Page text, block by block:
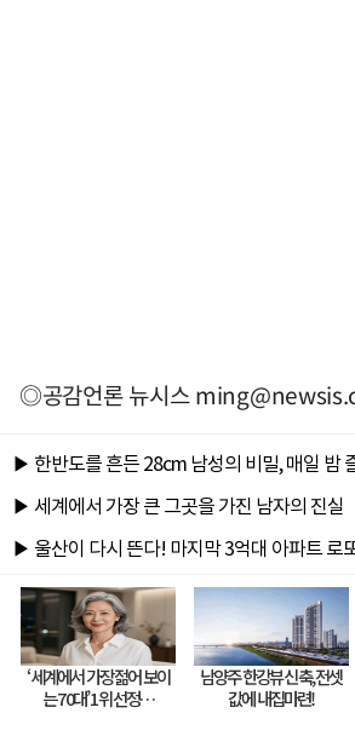
◎공감언론 뉴시스